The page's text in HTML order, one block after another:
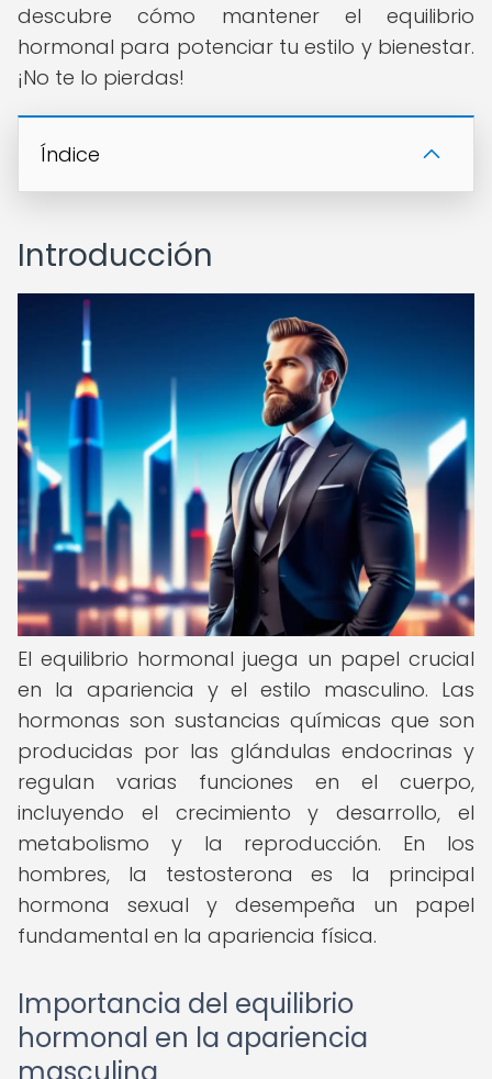
descubre cómo mantener el equilibrio
hormonal para potenciar tu estilo y bienestar.
¡No te lo pierdas!
Índice
Introducción
El equilibrio hormonal juega un papel crucial
en la apariencia y el estilo masculino. Las
hormonas son sustancias químicas que son
producidas por las glándulas endocrinas y
regulan varias funciones en el cuerpo,
incluyendo el crecimiento y desarrollo, el
metabolismo y la reproducción. En los
hombres, la testosterona es la principal
hormona sexual y desempeña un papel
fundamental en la apariencia física.
Importancia del equilibrio
hormonal en la apariencia